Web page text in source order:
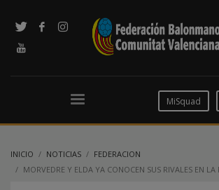
MiSquad
INICIO NOTICIAS
FEDERACION
MORVEDRE Y ELDA YA CONOCEN SUS RIVALES EN